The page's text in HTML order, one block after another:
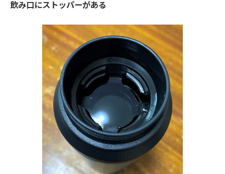
飲み口にストッパーがある